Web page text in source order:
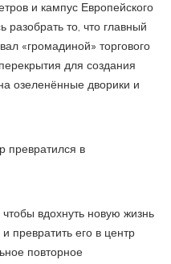
и кампус Европейского
разобрать то, что главный
«громадиной» торгового
для создания
озеленённые дворики и
вдохнуть новую жизнь
превратить его в центр
повторное